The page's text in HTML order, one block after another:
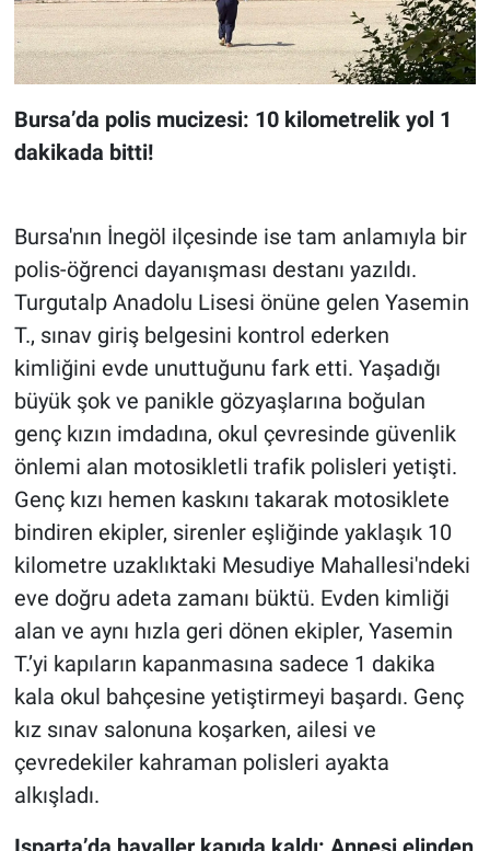
Bursa’da polis mucizesi: 10 kilometrelik yol 1
dakikada bitti!
Bursa'nın İnegöl ilçesinde ise tam anlamıyla bir
polis-öğrenci dayanışması destanı yazıldı.
Turgutalp Anadolu Lisesi önüne gelen Yasemin
T., sınav giriş belgesini kontrol ederken
kimliğini evde unuttuğunu fark etti. Yaşadığı
büyük şok ve panikle gözyaşlarına boğulan
genç kızın imdadına, okul çevresinde güvenlik
önlemi alan motosikletli trafik polisleri yetişti.
Genç kızı hemen kaskını takarak motosiklete
bindiren ekipler, sirenler eşliğinde yaklaşık 10
kilometre uzaklıktaki Mesudiye Mahallesi'ndeki
eve doğru adeta zamanı büktü. Evden kimliği
alan ve aynı hızla geri dönen ekipler, Yasemin
T.’yi kapıların kapanmasına sadece 1 dakika
kala okul bahçesine yetiştirmeyi başardı. Genç
kız sınav salonuna koşarken, ailesi ve
çevredekiler kahraman polisleri ayakta
alkışladı.